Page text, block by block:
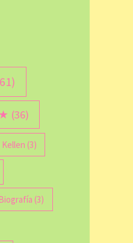
(36)
Kellen (3)
(3)